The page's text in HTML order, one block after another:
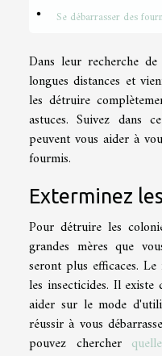
Se débarrasser des
Dans leur recherche
longues distances et
les détruire
astuces. Suivez dans
peuvent vous aider à
fourmis.
Exterminez
Pour détruire les
grandes mères que
seront plus efficaces.
les insecticides. Il existe
aider sur le mode
réussir à vous
pouvez chercher